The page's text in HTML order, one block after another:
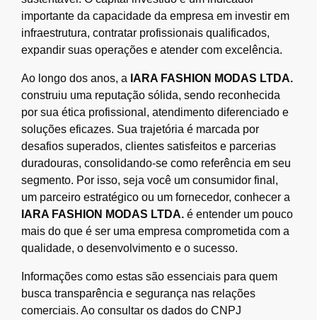
importante da capacidade da empresa em investir em
infraestrutura, contratar profissionais qualificados,
expandir suas operações e atender com excelência.
Ao longo dos anos, a IARA FASHION MODAS LTDA.
construiu uma reputação sólida, sendo reconhecida
por sua ética profissional, atendimento diferenciado e
soluções eficazes. Sua trajetória é marcada por
desafios superados, clientes satisfeitos e parcerias
duradouras, consolidando-se como referência em seu
segmento. Por isso, seja você um consumidor final,
um parceiro estratégico ou um fornecedor, conhecer a
IARA FASHION MODAS LTDA. é entender um pouco
mais do que é ser uma empresa comprometida com a
qualidade, o desenvolvimento e o sucesso.
Informações como estas são essenciais para quem
busca transparência e segurança nas relações
comerciais. Ao consultar os dados do CNPJ